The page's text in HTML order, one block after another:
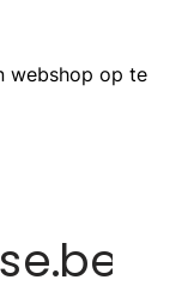
webshop op te